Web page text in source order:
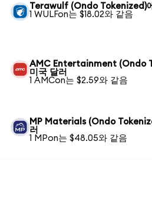
Terawulf (Ondo Tokenized)
1 WULFon는 $18.02와 같음
AMC Entertainment (Ondo
미국 달러
1 AMCon는 $2.59와 같음
MP Materials (Ondo
러
1 MPon는 $48.05와 같음